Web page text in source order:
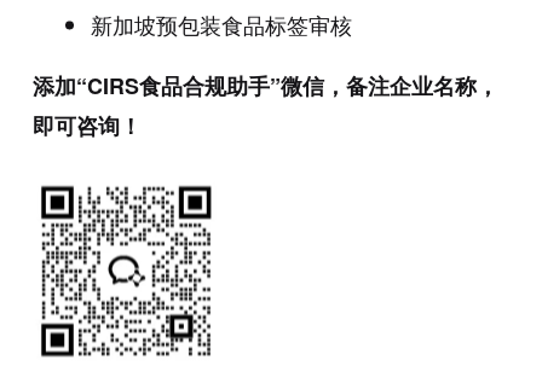
新加坡预包装食品标签审核
添加“CIRS食品合规助手”微信，备注企业名称，
即可咨询！